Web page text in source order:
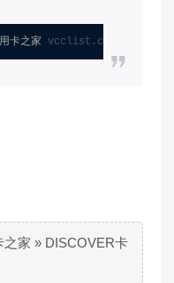
卡之家 vcclist.com
之家 » DISCOVER卡